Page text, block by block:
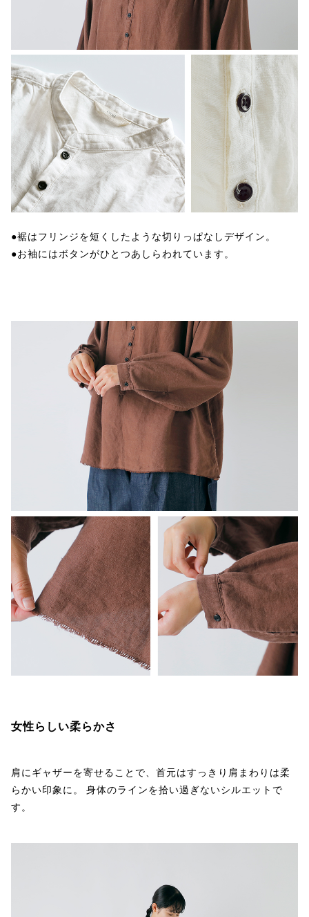
●裾はフリンジを短くしたような切りっぱなしデザイン。
●お袖にはボタンがひとつあしらわれています。
女性らしい柔らかさ
肩にギャザーを寄せることで、首元はすっきり肩まわりは柔
らかい印象に。 身体のラインを拾い過ぎないシルエットで
す。